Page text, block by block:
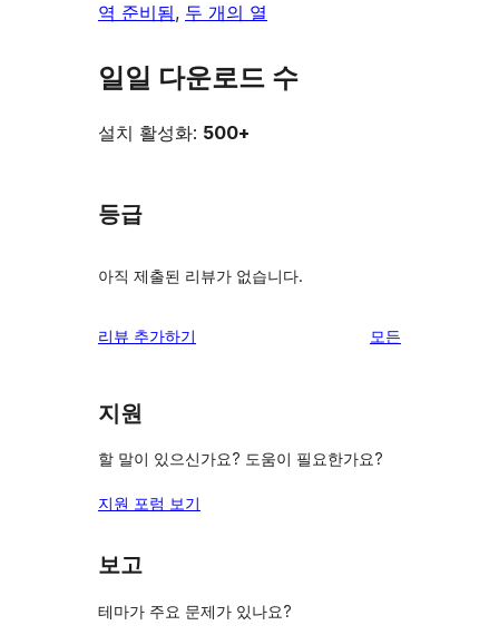
역 준비됨, 두 개의 열
일일 다운로드 수
설치 활성화: 500+
등급
아직 제출된 리뷰가 없습니다.
리뷰 추가하기 모든
지원
할 말이 있으신가요? 도움이 필요한가요?
지원 포럼 보기
보고
테마가 주요 문제가 있나요?